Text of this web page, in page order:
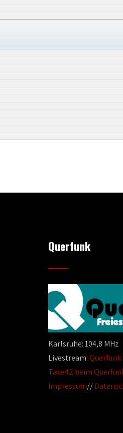
Querfunk
Karlsruhe: 104,8 MHz
Livestream:Querfunk
Take42 beim
Impressum//